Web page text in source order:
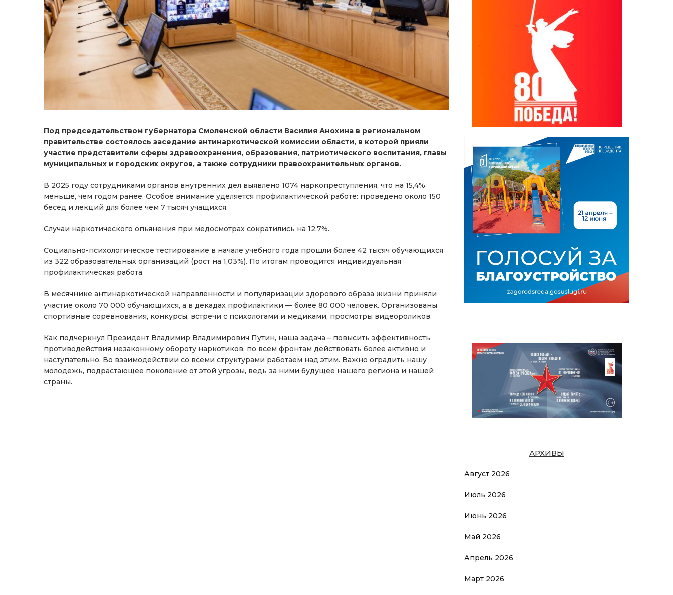
Под председательством губернатора Смоленской области Василия Анохина в региональном
правительстве состоялось заседание антинаркотической комиссии области, в которой прияли
участие представители сферы здравоохранения, образования, патриотического воспитания, главы
муниципальных и городских округов, а также сотрудники правоохранительных органов.
В 2025 году сотрудниками органов внутренних дел выявлено 1074 наркопреступления, что на 15,4%
меньше, чем годом ранее. Особое внимание уделяется профилактической работе: проведено около 150
бесед и лекций для более чем 7 тысяч учащихся.
Случаи наркотического опьянения при медосмотрах сократились на 12,7%.
Социально-психологическое тестирование в начале учебного года прошли более 42 тысяч обучающихся
из 322 образовательных организаций (рост на 1,03%). По итогам проводится индивидуальная
профилактическая работа.
В месячнике антинаркотической направленности и популяризации здорового образа жизни приняли
участие около 70 000 обучающихся, а в декадах профилактики — более 80 000 человек. Организованы
спортивные соревнования, конкурсы, встречи с психологами и медиками, просмотры видеороликов.
Как подчеркнул Президент Владимир Владимирович Путин, наша задача – повысить эффективность
противодействия незаконному обороту наркотиков, по всем фронтам действовать более активно и
наступательно. Во взаимодействии со всеми структурами работаем над этим. Важно оградить нашу
молодежь, подрастающее поколение от этой угрозы, ведь за ними будущее нашего региона и нашей
страны.
АРХИВЫ
Август 2026
Июль 2026
Июнь 2026
Май 2026
Апрель 2026
Март 2026